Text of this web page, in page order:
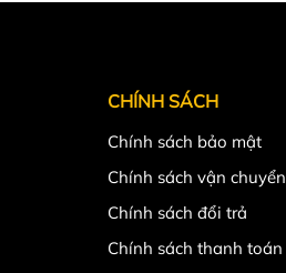
CHÍNH SÁCH
Chính sách bảo mật
Chính sách vận chuyển
Chính sách đổi trả
Chính sách thanh toán